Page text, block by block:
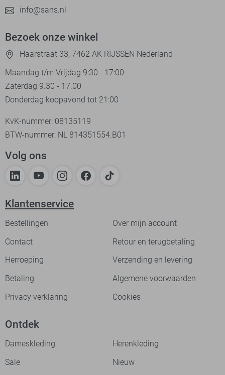
info@sans.nl
Bezoek onze winkel
Haarstraat 33, 7462 AK RIJSSEN Nederland
Maandag t/m Vrijdag 9:30 - 17:00
Zaterdag 9.30 - 17.00
Donderdag koopavond tot 21:00
KvK-nummer: 08135119
BTW-nummer: NL 814351554.B01
Volg ons
Klantenservice
Bestellingen
Over mijn account
Contact
Retour en terugbetaling
Herroeping
Verzending en levering
Betaling
Algemene voorwaarden
Privacy verklaring
Cookies
Ontdek
Dameskleding
Herenkleding
Sale
Nieuw